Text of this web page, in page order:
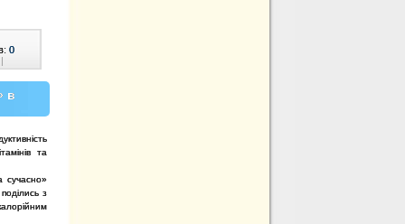
0
|
в
та
сучасно»
з